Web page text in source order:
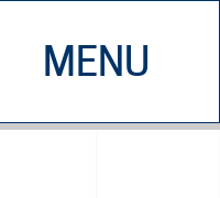
MENU
CHI SIAMO